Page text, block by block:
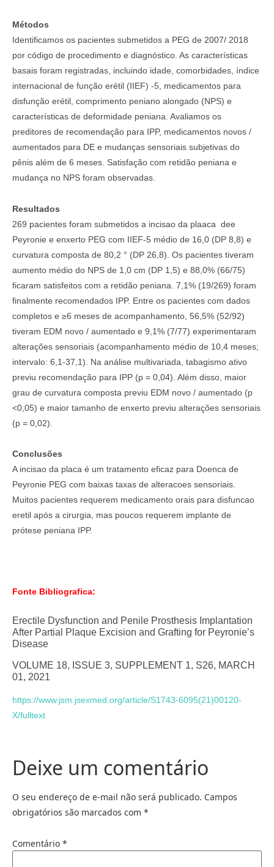
Métodos
Identificamos os pacientes submetidos a PEG de 2007/ 2018
por código de procedimento e diagnóstico. As características
basais foram registradas, incluindo idade, comorbidades, índice
internacional de função erétil (IIEF) -5, medicamentos para
disfunção erétil, comprimento peniano alongado (NPS) e
características de deformidade peniana. Avaliamos os
preditores de recomendação para IPP, medicamentos novos /
aumentados para DE e mudanças sensoriais subjetivas do
pênis além de 6 meses. Satisfação com retidão peniana e
mudança no NPS foram observadas.
Resultados
269 pacientes foram submetidos a incisao da plaaca dee
Peyronie e enxerto PEG com IIEF-5 médio de 16,0 (DP 8,8) e
curvatura composta de 80,2 ° (DP 26,8). Os pacientes tiveram
aumento médio do NPS de 1,0 cm (DP 1,5) e 88,0% (66/75)
ficaram satisfeitos com a retidão peniana. 7,1% (19/269) foram
finalmente recomendados IPP. Entre os pacientes com dados
completos e ≥6 meses de acompanhamento, 56,5% (52/92)
tiveram EDM novo / aumentado e 9,1% (7/77) experimentaram
alterações sensoriais (acompanhamento médio de 10,4 meses;
intervalo: 6,1-37,1). Na análise multivariada, tabagismo ativo
previu recomendação para IPP (p = 0,04). Além disso, maior
grau de curvatura composta previu EDM novo / aumentado (p
<0,05) e maior tamanho de enxerto previu alterações sensoriais
(p = 0,02).
Conclusões
A incisao da placa é um tratamento eficaz para Doenca de
Peyronie PEG com baixas taxas de alteracoes sensoriais.
Muitos pacientes requerem medicamento orais para disfuncao
eretil após a cirurgia, mas poucos requerem implante de
prótese peniana IPP.
Fonte Bibliografica:
Erectile Dysfunction and Penile Prosthesis Implantation
After Partial Plaque Excision and Grafting for Peyronie’s
Disease
VOLUME 18, ISSUE 3, SUPPLEMENT 1, S26, MARCH
01, 2021
https://www.jsm.jsexmed.org/article/S1743-6095(21)00120-
X/fulltext
Deixe um comentário
O seu endereço de e-mail não será publicado. Campos
obrigatórios são marcados com *
Comentário *